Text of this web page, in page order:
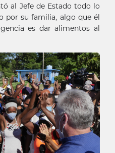
al Jefe de Estado todo lo
por su familia, algo que él
es dar alimentos al